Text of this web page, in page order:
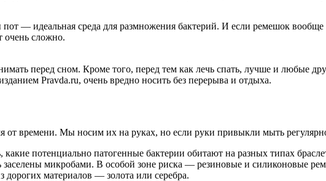
пот — идеальная среда для размножения бактерий. И если ремешок
очень сложно.
перед сном. Кроме того, перед тем как лечь спать, лучше и любые
Pravda.ru, очень вредно носить без перерыва и отдыха.
от времени. Мы носим их на руках, но если руки привыкли мыть
потенциально патогенные бактерии обитают на разных типах
заселены микробами. В особой зоне риска — резиновые и силиконовые
материалов — золота или серебра.